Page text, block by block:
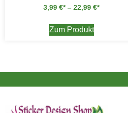
3,99 € – 22,99 €
Zum Produkt